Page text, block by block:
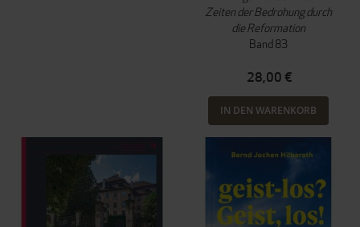
Zeiten der Bedrohung durch
die Reformation
Band 83
28,00 €
IN DEN WARENKORB